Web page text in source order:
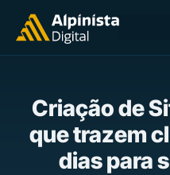
Criação de
que trazem
dias para